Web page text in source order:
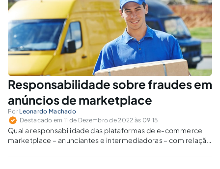
Responsabilidade sobre fraudes em
anúncios de marketplace
Por Leonardo Machado
Destacado em 11 de Dezembro de 2022 às 09:15
Qual a responsabilidade das plataformas de e-commerce
marketplace – anunciantes e intermediadoras – com relação